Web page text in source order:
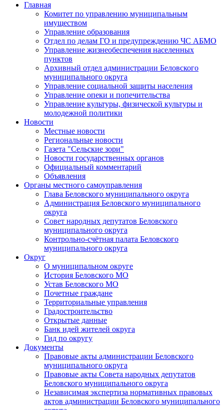
Главная
Комитет по управлению муниципальным
имуществом
Управление образования
Отдел по делам ГО и предупреждению ЧС АБМО
Управление жизнеобеспечения населенных
пунктов
Архивный отдел администрации Беловского
муниципального округа
Управление социальной защиты населения
Управление опеки и попечительства
Управление культуры, физической культуры и
молодежной политики
Новости
Местные новости
Региональные новости
Газета "Сельские зори"
Новости государственных органов
Официальный комментарий
Объявления
Органы местного самоуправления
Глава Беловского муниципального округа
Администрация Беловского муниципального
округа
Совет народных депутатов Беловского
муниципального округа
Контрольно-счётная палата Беловского
муниципального округа
Округ
О муниципальном округе
История Беловского МО
Устав Беловского МО
Почетные граждане
Территориальные управления
Градостроительство
Открытые данные
Банк идей жителей округа
Гид по округу
Документы
Правовые акты администрации Беловского
муниципального округа
Правовые акты Совета народных депутатов
Беловского муниципального округа
Независимая экспертиза нормативных правовых
актов администрации Беловского муниципального